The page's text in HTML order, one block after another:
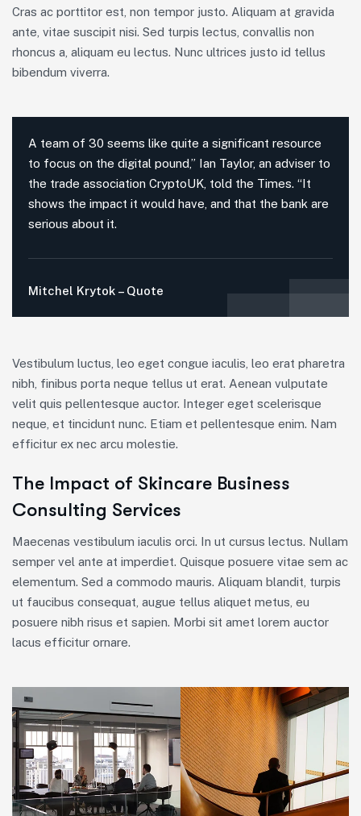
Cras ac porttitor est, non tempor justo. Aliquam at gravida
ante, vitae suscipit nisi. Sed turpis lectus, convallis non
rhoncus a, aliquam eu lectus. Nunc ultrices justo id tellus
bibendum viverra.
A team of 30 seems like quite a significant resource
to focus on the digital pound,” Ian Taylor, an adviser to
the trade association CryptoUK, told the Times. “It
shows the impact it would have, and that the bank are
serious about it.
Mitchel Krytok – Quote
Vestibulum luctus, leo eget congue iaculis, leo erat pharetra
nibh, finibus porta neque tellus ut erat. Aenean vulputate
velit quis pellentesque auctor. Integer eget scelerisque
neque, et tincidunt nunc. Etiam et pellentesque enim. Nam
efficitur ex nec arcu molestie.
The Impact of Skincare Business
Consulting Services
Maecenas vestibulum iaculis orci. In ut cursus lectus. Nullam
semper vel ante at imperdiet. Quisque posuere vitae sem ac
elementum. Sed a commodo mauris. Aliquam blandit, turpis
ut faucibus consequat, augue tellus aliquet metus, eu
posuere nibh risus et sapien. Morbi sit amet lorem auctor
lacus efficitur ornare.